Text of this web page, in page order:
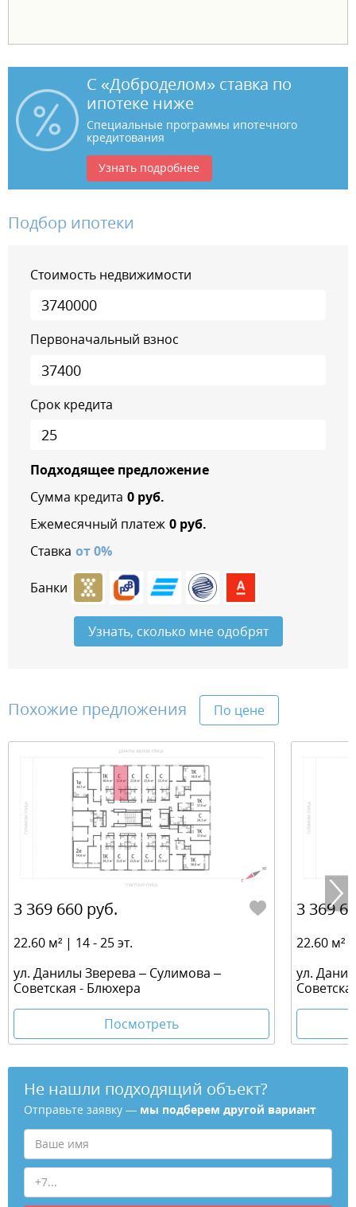
С «Доброделом» ставка по
ипотеке ниже
Специальные программы ипотечного
кредитования
Узнать подробнее
Подбор ипотеки
Стоимость недвижимости
Первоначальный взнос
Срок кредита
Подходящее предложение
Сумма кредита 0руб.
Ежемесячный платеж 0руб.
Ставка от0%
Банки
Узнать, сколько мне одобрят
Похожие предложения По цене
3 369 660 руб.
22.60 м² | 14 - 25 эт.
ул. Данилы Зверева – Сулимова –
Советская - Блюхера
Посмотреть
3 369
22.60 м²
ул.
Не нашли подходящий объект?
Отправьте заявку — мы подберем другой вариант